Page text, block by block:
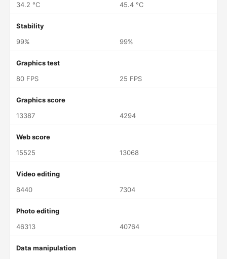
34.2 °C
45.4 °C
Stability
99%
99%
Graphics test
80 FPS
25 FPS
Graphics score
13387
4294
Web score
15525
13068
Video editing
8440
7304
Photo editing
46313
40764
Data manipulation